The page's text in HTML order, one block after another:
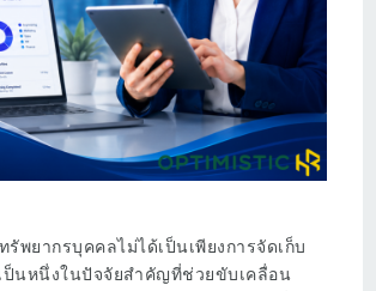
ยากรบุคคลไม่ได้เป็นเพียงการจัดเก็บ
ป็นหนึ่งในปัจจัยสำคัญที่ช่วยขับเคลื่อน